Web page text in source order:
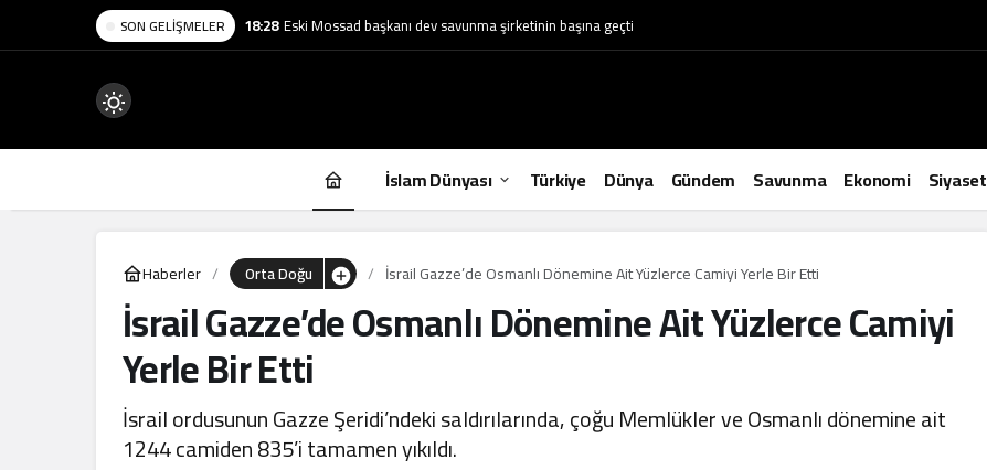
SON GELIŞMELER 18:28 Eski Mossad başkanı dev savunma şirketinin başına geçti
Mod
değiştir
İslam Dünyası Türkiye Dünya Gündem Savunma Ekonomi Siyaset
Haberler Orta Doğu İsrail Gazze’de Osmanlı Dönemine Ait Yüzlerce Camiyi Yerle Bir Etti
İsrail Gazze’de Osmanlı Dönemine Ait Yüzlerce Camiyi
Yerle Bir Etti
İsrail ordusunun Gazze Şeridi’ndeki saldırılarında, çoğu Memlükler ve Osmanlı dönemine ait
1244 camiden 835’i tamamen yıkıldı.